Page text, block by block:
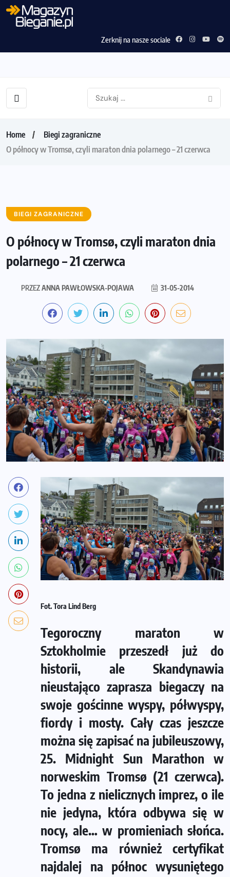
Zerknij na nasze sociale
Home
Biegi zagraniczne
O północy w Tromsø, czyli maraton dnia polarnego – 21 czerwca
BIEGI ZAGRANICZNE
O północy w Tromsø, czyli maraton dnia
polarnego – 21 czerwca
PRZEZANNA PAWŁOWSKA-POJAWA 31-05-2014
Fot. Tora Lind Berg
Tegoroczny maraton w
Sztokholmie przeszedł już do
historii, ale Skandynawia
nieustająco zaprasza biegaczy na
swoje gościnne wyspy, półwyspy,
fiordy i mosty. Cały czas jeszcze
można się zapisać na jubileuszowy,
25. Midnight Sun Marathon w
norweskim Tromsø (21 czerwca).
To jedna z nielicznych imprez, o ile
nie jedyna, która odbywa się w
nocy, ale… w promieniach słońca.
Tromsø ma również certyfikat
najdalej na północ wysuniętego